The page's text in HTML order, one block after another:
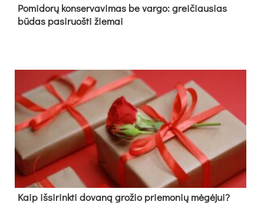
Pomidorų konservavimas be vargo: greičiausias
būdas pasiruošti žiemai
Kaip išsirinkti dovaną grožio priemonių mėgėjui?